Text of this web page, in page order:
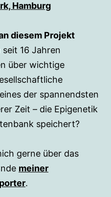
Hamburg
diesem Projekt
seit 16 Jahren
über wichtige
der spannendsten
Zeit – die Epigenetik
speichert?
gerne über das
meiner
.